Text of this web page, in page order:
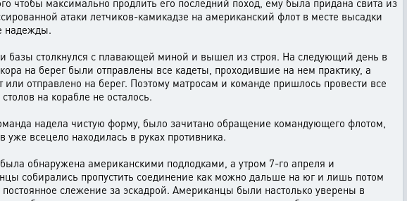
максимально продлить его последний поход, ему была придана свита из
атаки летчиков-камикадзе на американский флот в месте высадки
надежды.
базы столкнулся с плавающей миной и вышел из строя. На следующий день в
на берег были отправлены все кадеты, проходившие на нем практику, а
отправлено на берег. Поэтому матросам и команде пришлось провести все
на корабле не осталось.
надела чистую форму, было зачитано обращение командующего флотом,
всецело находилась в руках противника.
обнаружена американскими подлодками, а утром 7-го апреля и
собирались пропустить соединение как можно дальше на юг и лишь потом
слежение за эскадрой. Американцы были настолько уверены в